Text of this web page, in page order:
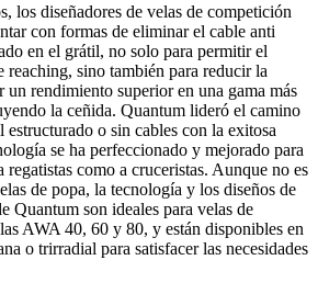
los diseñadores de velas de competición
con formas de eliminar el cable anti
en el grátil, no solo para permitir el
reaching, sino también para reducir la
un rendimiento superior en una gama más
la ceñida. Quantum lideró el camino
o sin cables con la exitosa
se ha perfeccionado y mejorado para
regatistas como a cruceristas. Aunque no es
de popa, la tecnología y los diseños de
Quantum son ideales para velas de
AWA 40, 60 y 80, y están disponibles en
o trirradial para satisfacer las necesidades